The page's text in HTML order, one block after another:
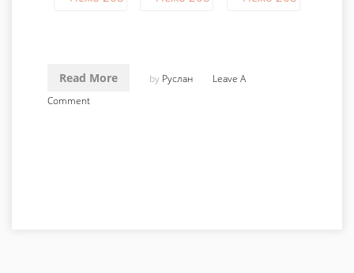
Read More by Руслан
Leave A
Comment